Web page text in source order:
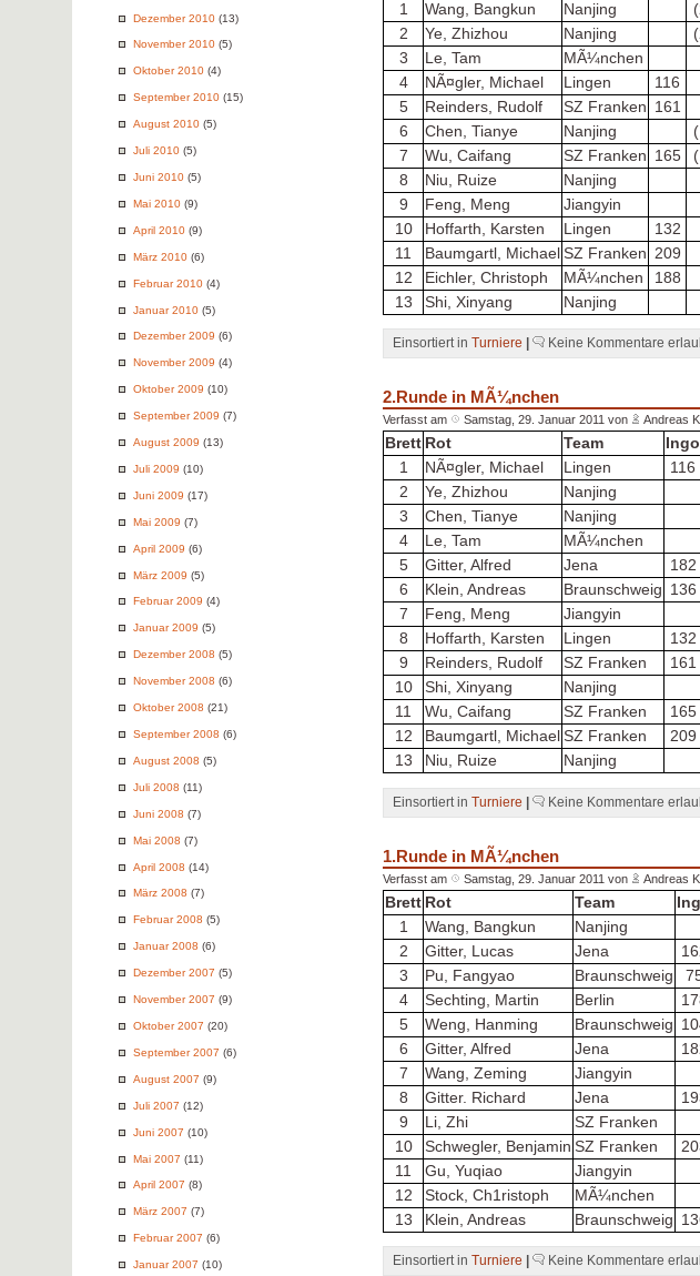
Dezember 2010 (13)
November 2010 (5)
Oktober 2010 (4)
September 2010 (15)
August 2010 (5)
Juli 2010 (5)
Juni 2010 (5)
Mai 2010 (9)
April 2010 (9)
März 2010 (6)
Februar 2010 (4)
Januar 2010 (5)
Dezember 2009 (6)
November 2009 (4)
Oktober 2009 (10)
September 2009 (7)
August 2009 (13)
Juli 2009 (10)
Juni 2009 (17)
Mai 2009 (7)
April 2009 (6)
März 2009 (5)
Februar 2009 (4)
Januar 2009 (5)
Dezember 2008 (5)
November 2008 (6)
Oktober 2008 (21)
September 2008 (6)
August 2008 (5)
Juli 2008 (11)
Juni 2008 (7)
Mai 2008 (7)
April 2008 (14)
März 2008 (7)
Februar 2008 (5)
Januar 2008 (6)
Dezember 2007 (5)
November 2007 (9)
Oktober 2007 (20)
September 2007 (6)
August 2007 (9)
Juli 2007 (12)
Juni 2007 (10)
Mai 2007 (11)
April 2007 (8)
März 2007 (7)
Februar 2007 (6)
Januar 2007 (10)
1
Wang, Bangkun Nanjing
2
Ye, Zhizhou Nanjing
3
Le, Tam MÃ¼nchen
4
NÃ¤gler, Michael Lingen 116
5
Reinders, Rudolf SZ Franken 161
6
Chen, Tianye Nanjing
7
Wu, Caifang SZ Franken 165
8
Niu, Ruize Nanjing
9
Feng, Meng Jiangyin
10
Hoffarth, Karsten Lingen 132
11
Baumgartl, Michael SZ Franken 209
12
Eichler, Christoph MÃ¼nchen 188
13
Shi, Xinyang Nanjing
Einsortiert inTurniere Keine Kommentare
2.Runde in MÃ¼nchen
Verfasst am Samstag, 29. Januar 2011 von Andreas
Brett Rot Team Ingo
1
NÃ¤gler, Michael Lingen 116
2
Ye, Zhizhou Nanjing
3
Chen, Tianye Nanjing
4
Le, Tam MÃ¼nchen
5
Gitter, Alfred Jena 182
6
Klein, Andreas Braunschweig 136
7
Feng, Meng Jiangyin
8
Hoffarth, Karsten Lingen 132
9
Reinders, Rudolf SZ Franken 161
10
Shi, Xinyang Nanjing
11
Wu, Caifang SZ Franken 165
12
Baumgartl, Michael SZ Franken 209
13
Niu, Ruize Nanjing
Einsortiert inTurniere | Keine Kommentare
1.Runde in MÃ¼nchen
Verfasst am Samstag, 29. Januar 2011 von Andreas
Brett Rot Team
1
Wang, Bangkun Nanjing
2
Gitter, Lucas Jena
3
Pu, Fangyao Braunschweig
4
Sechting, Martin Berlin
5
Weng, Hanming Braunschweig
6
Gitter, Alfred Jena
7
Wang, Zeming Jiangyin
8
Gitter. Richard Jena
9
Li, Zhi SZ Franken
10
Schwegler, Benjamin SZ Franken
11
Gu, Yuqiao Jiangyin
12
Stock, Ch1ristoph MÃ¼nchen
13
Klein, Andreas Braunschweig
Einsortiert inTurniere Keine Kommentare